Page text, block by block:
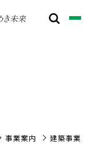
事業案内 建築事業